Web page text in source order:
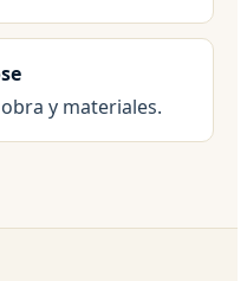
y materiales.